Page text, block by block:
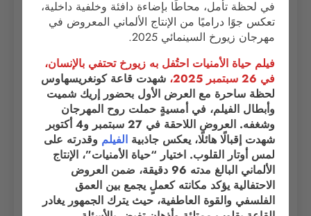
فيلم حياة الأمنيات احتُفل به زيورخ تحتفي بالإنسان،
في 26 سبتمبر 2025،
شهدت قاعة كونغريسهاوس
لحظة ساحرة مع العرض الأول بحضور إريك شميت
وأبطال الفيلم، في أمسيةٍ حملت روح المهرجان
وشغفه. العروض اللاحقة في 27 سبتمبر و4 أكتوبر
شهدت إقبالًا هائلًا، يعكس جاذبية الفيلم وقدرته على
لمس أوتار القلوب. اختيار “حياة الأمنيات”، الإنتاج
الألماني البالغ مدته 96 دقيقة، ضمن العروض
الاحتفالية يؤكد مكانته كعملٍ يجمع بين العمق
الفلسفي والقوة العاطفية، حيث يترك الجمهور يغادر